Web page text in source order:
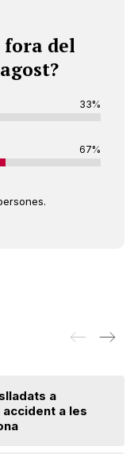
fora del
33%
67%
a
a les